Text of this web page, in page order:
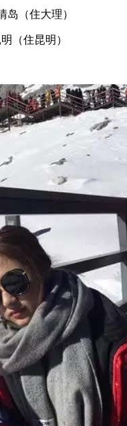
岛（住大理）
（住昆明）